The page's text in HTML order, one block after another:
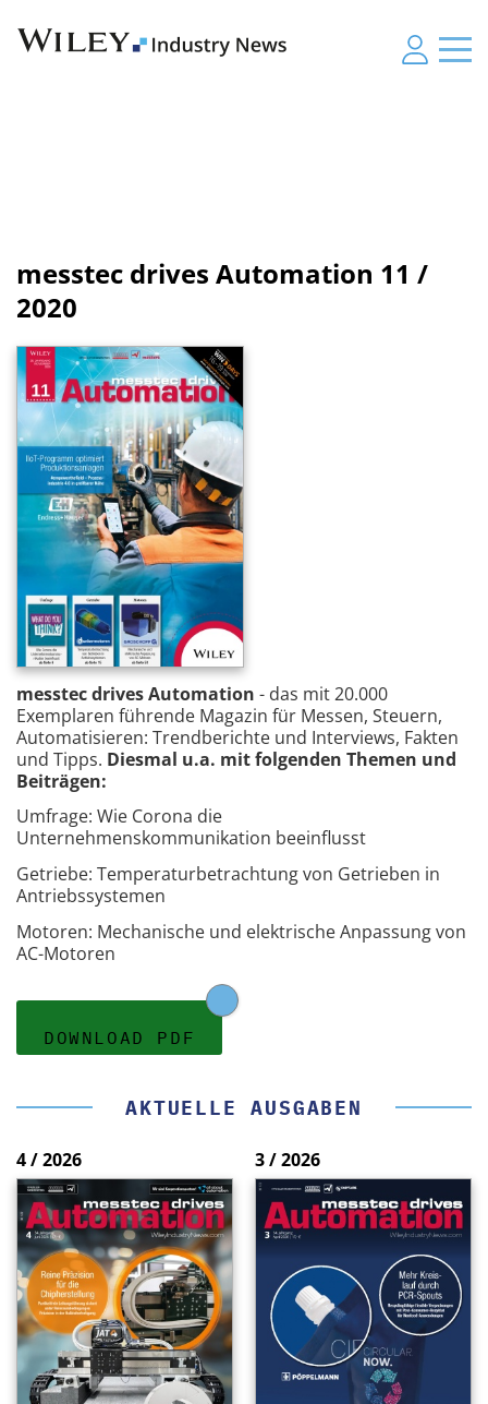
messtec drives Automation 11 /
2020
messtec drives Automation - das mit 20.000
Exemplaren führende Magazin für Messen, Steuern,
Automatisieren: Trendberichte und Interviews, Fakten
und Tipps. Diesmal u.a. mit folgenden Themen und
Beiträgen:
Umfrage: Wie Corona die
Unternehmenskommunikation beeinflusst
Getriebe: Temperaturbetrachtung von Getrieben in
Antriebssystemen
Motoren: Mechanische und elektrische Anpassung von
AC-Motoren
DOWNLOAD PDF
AKTUELLE AUSGABEN
4 / 2026 3 / 2026